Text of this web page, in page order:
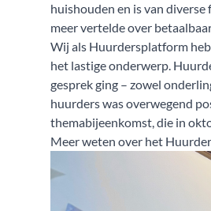
huishouden en is van
meer vertelde over
Wij als Huurdersplatform
het lastige onderwerp.
gesprek ging – zowel
huurders was overwegend
themabijeenkomst, die in
Meer weten over het